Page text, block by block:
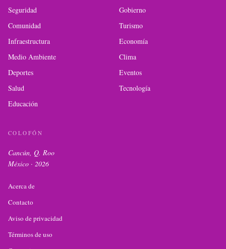
Seguridad
Gobierno
Comunidad
Turismo
Infraestructura
Economía
Medio Ambiente
Clima
Deportes
Eventos
Salud
Tecnología
Educación
COLOFÓN
Cancún, Q. Roo
México · 2026
Acerca de
Contacto
Aviso de privacidad
Términos de uso